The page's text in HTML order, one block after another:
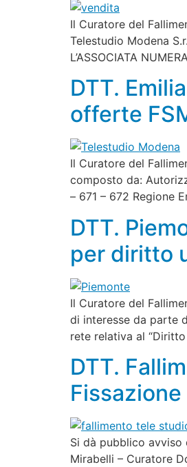
Il Curatore del
Telestudio Modena
L’ASSOCIATA
DTT.
offerte
Il Curatore del
composto da:
– 671 – 672 Regione
DTT.
per diritto
Il Curatore del
di interesse da parte
rete relativa al
DTT.
Si dà pubblico avviso
Mirabelli – Curatore